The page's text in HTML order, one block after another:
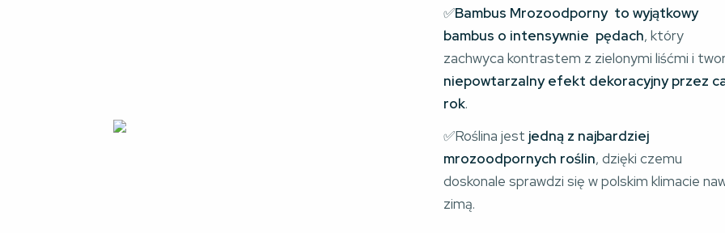
✅Bambus Mrozoodporny  to wyjątkowy
bambus o intensywnie  pędach, który
zachwyca kontrastem z zielonymi liśćmi i
niepowtarzalny efekt dekoracyjny przez
rok.
✅Roślina jest jedną z najbardziej
mrozoodpornych roślin, dzięki czemu
doskonale sprawdzi się w polskim klimacie
zimą.